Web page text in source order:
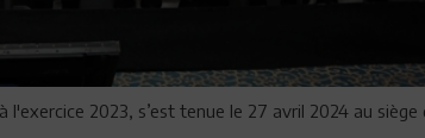
2023, s’est tenue le 27 avril 2024 au siège